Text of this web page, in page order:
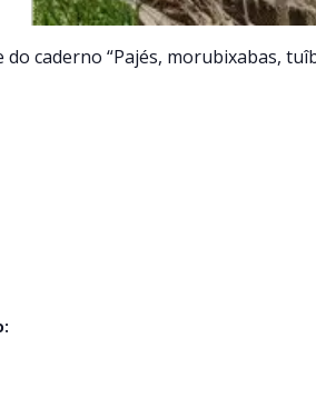
caderno “Pajés, morubixabas,